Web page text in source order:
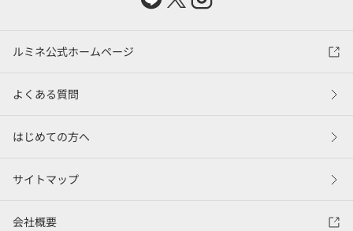
ルミネ公式ホームページ
よくある質問
はじめての方へ
サイトマップ
会社概要